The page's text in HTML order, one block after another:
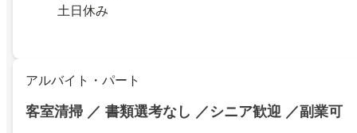
土日休み
アルバイト・パート
客室清掃 ／ 書類選考なし ／シニア歓迎 ／副業可